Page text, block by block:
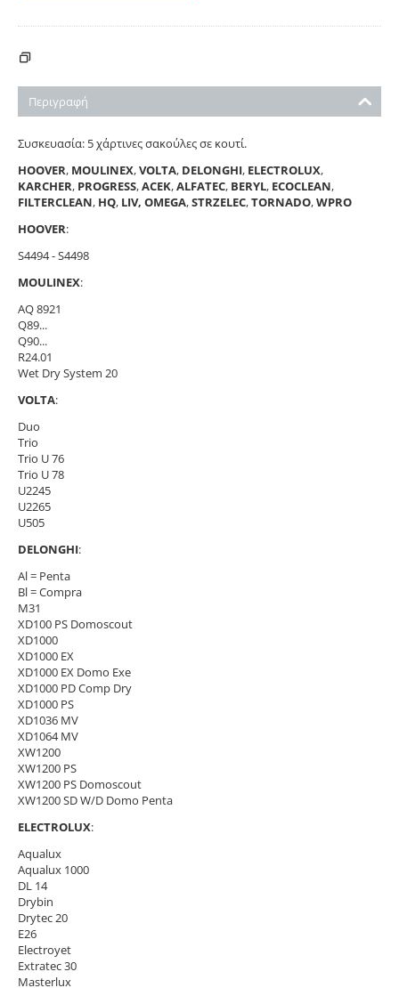
Περιγραφή
Συσκευασία: 5 χάρτινες σακούλες σε κουτί.
HOOVER, MOULINEX,VOLTA, DELONGHI, ELECTROLUX,
KARCHER, PROGRESS,ACEK,ALFATEC, BERYL, ECOCLEAN,
FILTERCLEAN, HQ, LIV, OMEGA,STRZELEC,TORNADO,WPRO
HOOVER:
S4494 - S4498
MOULINEX:
AQ 8921
Q89...
Q90...
R24.01
Wet Dry System 20
VOLTA:
Duo
Trio
Trio U 76
Trio U 78
U2245
U2265
U505
DELONGHI:
Al = Penta
Bl = Compra
M31
XD100 PS Domoscout
XD1000
XD1000 EX
XD1000 EX Domo Exe
XD1000 PD Comp Dry
XD1000 PS
XD1036 MV
XD1064 MV
XW1200
XW1200 PS
XW1200 PS Domoscout
XW1200 SD W/D Domo Penta
ELECTROLUX:
Aqualux
Aqualux 1000
DL 14
Drybin
Drytec 20
E26
Electroyet
Extratec 30
Masterlux